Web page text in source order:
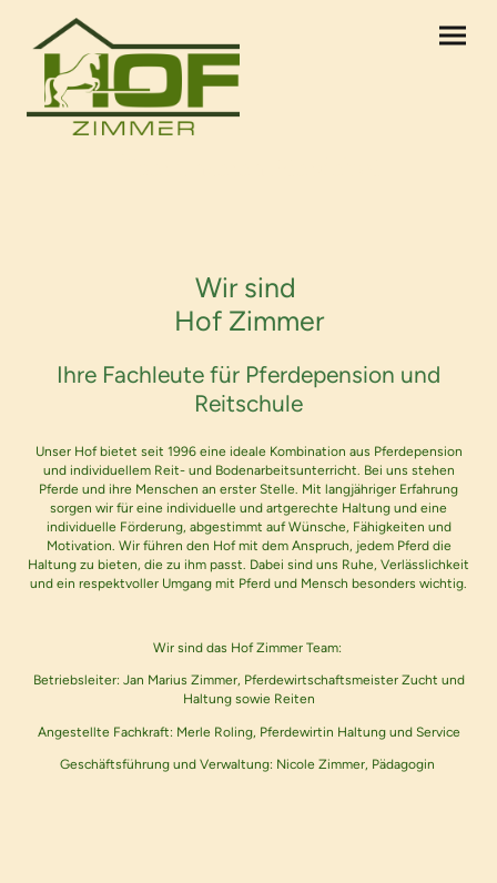
Wir sind
Hof Zimmer
Ihre Fachleute für Pferdepension und
Reitschule
Unser Hof bietet seit 1996 eine ideale Kombination aus Pferdepension
und individuellem Reit- und Bodenarbeitsunterricht. Bei uns stehen
Pferde und ihre Menschen an erster Stelle. Mit langjähriger Erfahrung
sorgen wir für eine individuelle und artgerechte Haltung und eine
individuelle Förderung, abgestimmt auf Wünsche, Fähigkeiten und
Motivation. Wir führen den Hof mit dem Anspruch, jedem Pferd die
Haltung zu bieten, die zu ihm passt. Dabei sind uns Ruhe, Verlässlichkeit
und ein respektvoller Umgang mit Pferd und Mensch besonders wichtig.
Wir sind das Hof Zimmer Team:
Betriebsleiter: Jan Marius Zimmer, Pferdewirtschaftsmeister Zucht und
Haltung sowie Reiten
Angestellte Fachkraft: Merle Roling, Pferdewirtin Haltung und Service
Geschäftsführung und Verwaltung: Nicole Zimmer, Pädagogin